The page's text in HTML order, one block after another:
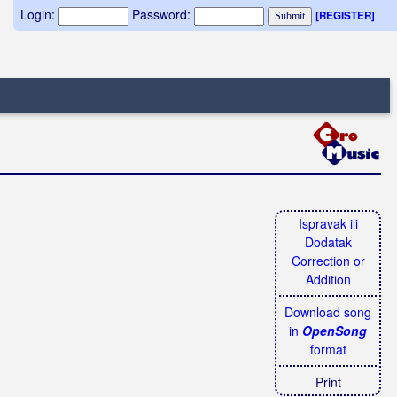
Login: Password: [REGISTER]
Ispravak ili
Dodatak
Correction or
Addition
Download song
in OpenSong
format
Print